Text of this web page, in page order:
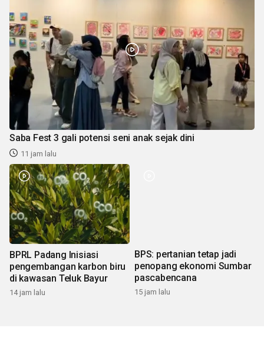
Saba Fest 3 gali potensi seni anak sejak dini
11 jam lalu
BPRL Padang Inisiasi
pengembangan karbon biru
di kawasan Teluk Bayur
14 jam lalu
BPS: pertanian tetap jadi
penopang ekonomi Sumbar
pascabencana
15 jam lalu